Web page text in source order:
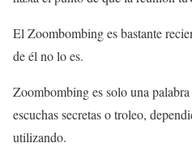
El Zoombombing es bastante
de él no lo es.
Zoombombing es solo una
escuchas secretas o troleo,
utilizando.